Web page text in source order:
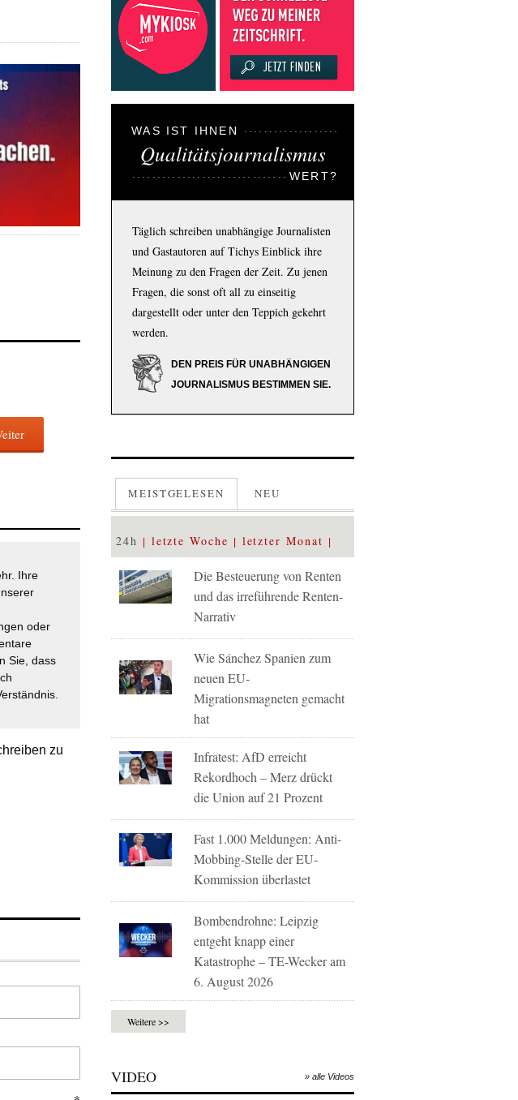
Ihre
oder
Sie, dass
zu
WAS IST IHNEN
Qualitätsjournalismus
WERT?
Täglich schreiben unabhängige Journalisten
und Gastautoren auf Tichys Einblick ihre
Meinung zu den Fragen der Zeit. Zu jenen
Fragen, die sonst oft all zu einseitig
dargestellt oder unter den Teppich gekehrt
werden.
DEN PREIS FÜR UNABHÄNGIGEN
JOURNALISMUS BESTIMMEN SIE.
MEISTGELESEN NEU
24h letzte Woche letzter Monat
Die Besteuerung von Renten
und das irreführende Renten-
Narrativ
Wie Sánchez Spanien zum
neuen EU-
Migrationsmagneten gemacht
hat
Infratest: AfD erreicht
Rekordhoch – Merz drückt
die Union auf 21 Prozent
Fast 1.000 Meldungen: Anti-
Mobbing-Stelle der EU-
Kommission überlastet
Bombendrohne: Leipzig
entgeht knapp einer
Katastrophe – TE-Wecker am
6. August 2026
Weitere >>
VIDEO » alle Videos